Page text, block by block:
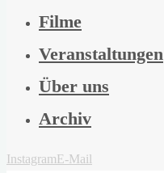
Filme
Veranstaltungen
Über uns
Archiv
InstagramE-Mail